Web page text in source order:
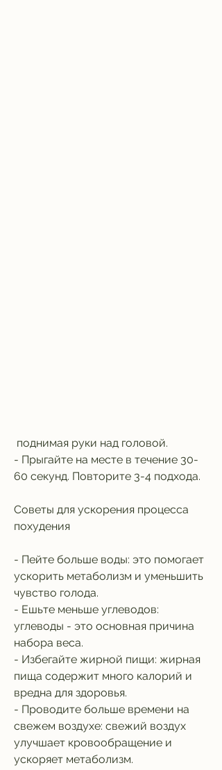
поднимая руки над головой.
- Прыгайте на месте в течение 30-
60 секунд. Повторите 3-4 подхода.
Советы для ускорения процесса
похудения
- Пейте больше воды: это помогает
ускорить метаболизм и уменьшить
чувство голода.
- Ешьте меньше углеводов:
углеводы - это основная причина
набора веса.
- Избегайте жирной пищи: жирная
пища содержит много калорий и
вредна для здоровья.
- Проводите больше времени на
свежем воздухе: свежий воздух
улучшает кровообращение и
ускоряет метаболизм.